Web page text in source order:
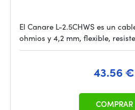
El Canare L-2.5CHWS es un
ohmios y 4,2 mm, flexible,
43.56 €
COMPRAR